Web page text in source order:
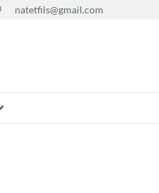
natetfils@gmail.com